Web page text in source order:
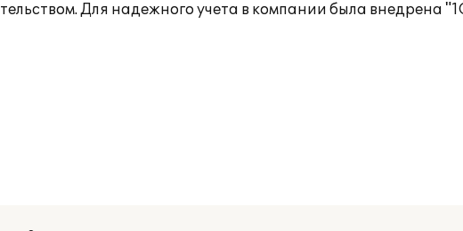
Для надежного учета в компании была внедрена